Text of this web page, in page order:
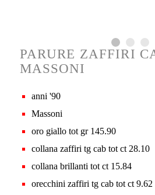
PARURE ZAFFIRI
MASSONI
anni '90
Massoni
oro giallo tot gr 145.90
collana zaffiri tg cab tot ct 28.10
collana brillanti tot ct 15.84
orecchini zaffiri tg cab tot ct 9.62